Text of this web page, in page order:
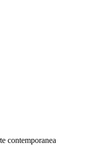
contemporanea